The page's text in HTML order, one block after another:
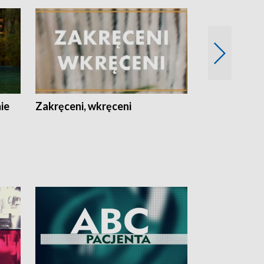
Zakręceni, wkręceni